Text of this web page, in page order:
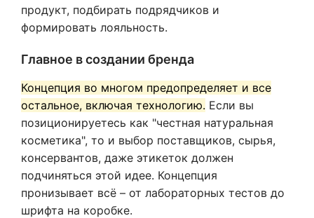
продукт, подбирать подрядчиков и
формировать лояльность.
Главное в создании бренда
Концепция во многом предопределяет и все
остальное, включая технологию. Если вы
позиционируетесь как "честная натуральная
косметика", то и выбор поставщиков, сырья,
консервантов, даже этикеток должен
подчиняться этой идее. Концепция
пронизывает всё – от лабораторных тестов до
шрифта на коробке.